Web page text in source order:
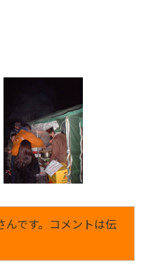
です。コメントは伝